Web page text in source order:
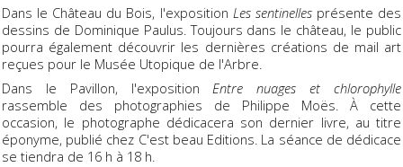
Dans le Château du Bois, l'exposition Les sentinellesprésente des
dessins de Dominique Paulus. Toujours dans le château, le public
pourra également découvrir les dernières créations de mail art
reçues pour le Musée Utopique de l'Arbre.
Dans le Pavillon, l'expositionEntre nuages et chlorophylle
rassemble des photographies de Philippe Moës. À cette
occasion, le photographe dédicacera son dernier livre, au titre
éponyme, publié chez C'est beau Editions. La séance de dédicace
se tiendra de 16 h à 18 h.